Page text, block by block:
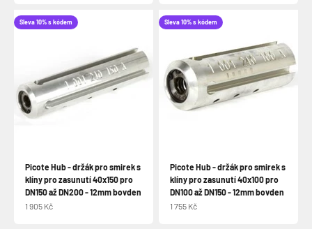
Sleva 10% s kódem
Picote Hub - držák pro smirek s
klíny pro zasunutí 40x150 pro
DN150 až DN200 - 12mm bovden
Prodejní cena
1 905 Kč
Sleva 10% s kódem
Picote Hub - držák pro smirek s
klíny pro zasunutí 40x100 pro
DN100 až DN150 - 12mm bovden
Prodejní cena
1 755 Kč